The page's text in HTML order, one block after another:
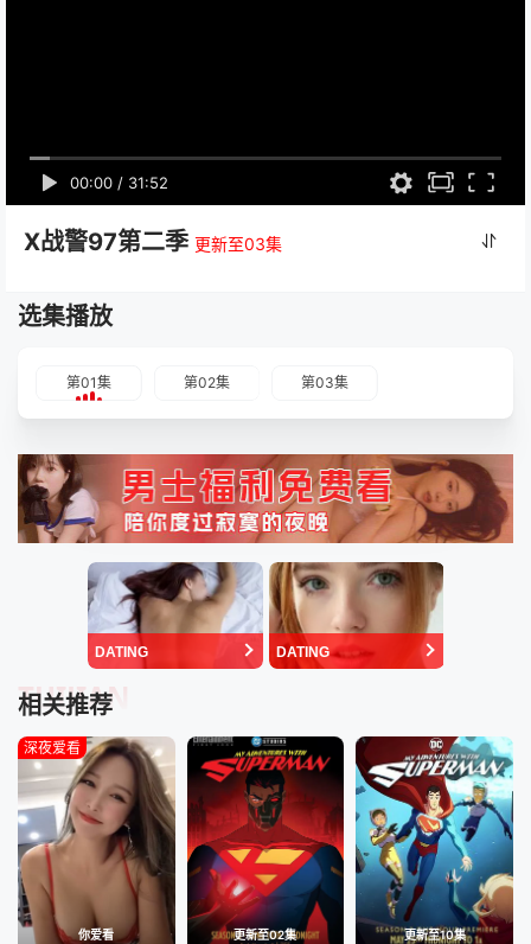
00:00 / 31:52
X战警97第二季 更新至03集
选集播放
第01集 第02集 第03集
DATING DATING
相关推荐
TUIJIAN
你爱看
深夜爱看
更新至02集 更新至10集